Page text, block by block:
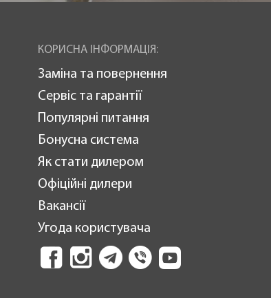
КОРИСНА ІНФОРМАЦІЯ:
Заміна та повернення
Сервіс та гарантії
Популярні питання
Бонусна система
Як стати дилером
Офіційні дилери
Вакансії
Угода користувача